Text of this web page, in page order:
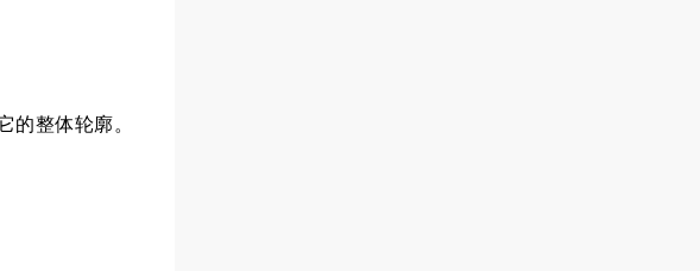
整体轮廓。